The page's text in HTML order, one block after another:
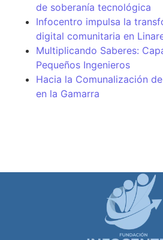
de soberanía tecnológica
Infocentro impulsa la
digital comunitaria en
Multiplicando Saberes:
Pequeños Ingenieros
Hacia la Comunalización
en la Gamarra